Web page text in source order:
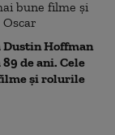
Dustin Hoffman
de ani. Cele
și rolurile